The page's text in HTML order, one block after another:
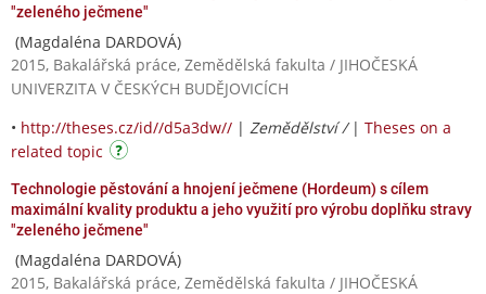
"zeleného ječmene"
(Magdaléna DARDOVÁ)
2015, Bakalářská práce, Zemědělská fakulta / JIHOČESKÁ
UNIVERZITA V ČESKÝCH BUDĚJOVICÍCH
• http://theses.cz/id//d5a3dw// | Zemědělství / | Theses on a
related topic
Technologie pěstování a hnojení ječmene (Hordeum) s cílem
maximální kvality produktu a jeho využití pro výrobu doplňku stravy
"zeleného ječmene"
(Magdaléna DARDOVÁ)
2015, Bakalářská práce, Zemědělská fakulta / JIHOČESKÁ